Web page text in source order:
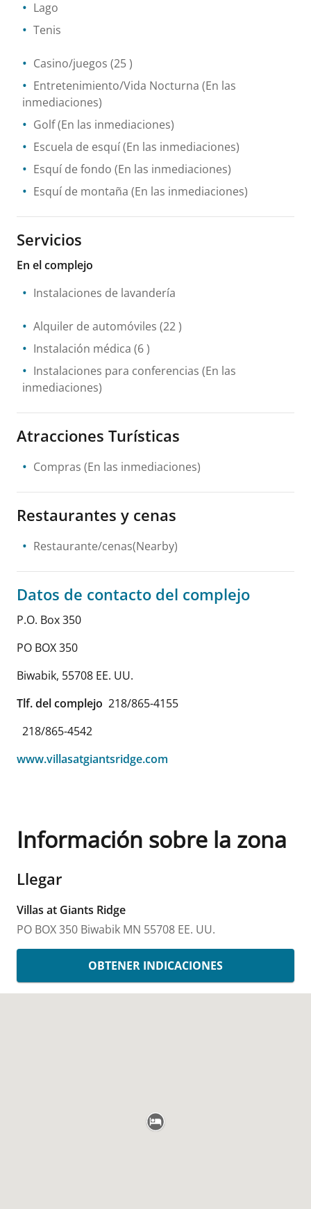
Lago
Tenis
Casino/juegos (25 )
Entretenimiento/Vida Nocturna (En las
inmediaciones)
Golf(En las inmediaciones)
Escuela de esquí(En las inmediaciones)
Esquí de fondo (En las inmediaciones)
Esquí de montaña (En las inmediaciones)
Servicios
En el complejo
Instalaciones de lavandería
Alquiler de automóviles (22 )
Instalación médica (6 )
Instalaciones para conferencias (En las
inmediaciones)
Atracciones Turísticas
Compras (En las inmediaciones)
Restaurantes y cenas
Restaurante/cenas(Nearby)
Datos de contacto del complejo
P.O. Box 350
PO BOX 350
Biwabik, 55708 EE. UU.
Tlf. del complejo 218/865-4155
218/865-4542
www.villasatgiantsridge.com
Información sobre la zona
Llegar
Villas at Giants Ridge
PO BOX 350 Biwabik MN 55708 EE. UU.
OBTENER INDICACIONES